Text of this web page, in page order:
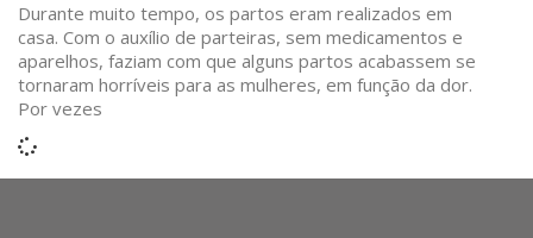
Durante muito tempo, os partos eram realizados em
casa. Com o auxílio de parteiras, sem medicamentos e
aparelhos, faziam com que alguns partos acabassem se
tornaram horríveis para as mulheres, em função da dor.
Por vezes